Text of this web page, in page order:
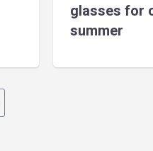
glasses for
summer